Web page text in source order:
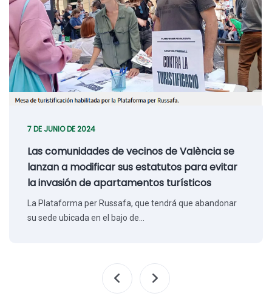
7 DE JUNIO DE 2024
Las comunidades de vecinos de València se
lanzan a modificar sus estatutos para evitar
la invasión de apartamentos turísticos
La Plataforma per Russafa, que tendrá que abandonar
su sede ubicada en el bajo de…